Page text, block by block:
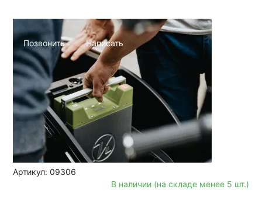
Позвонить Написать
Артикул: 09306
В наличии (на складе менее 5 шт.)